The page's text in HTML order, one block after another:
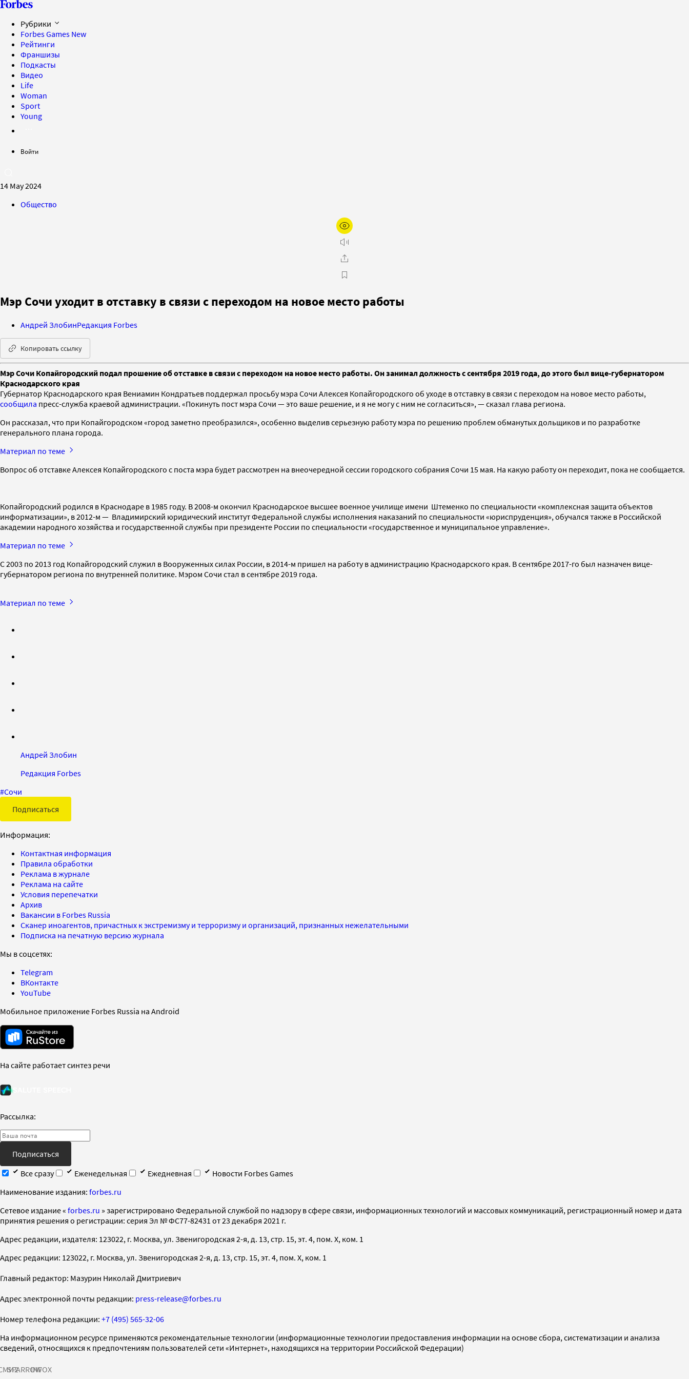
Рубрики
Forbes Games New
Рейтинги
Франшизы
Подкасты
Видео
Life
Woman
Sport
Young
Войти
14 May 2024
Общество
Мэр Сочи уходит в отставку в связи с переходом на новое место работы
Андрей ЗлобинРедакция Forbes
Копировать ссылку
Мэр Сочи Копайгородский подал прошение об отставке в связи с переходом на новое место работы. Он занимал должность с сентября 2019 года, до этого был вице-губернатором
Краснодарского края
Губернатор Краснодарского края Вениамин Кондратьев поддержал просьбу мэра Сочи Алексея Копайгородского об уходе в отставку в связи с переходом на новое место работы,
сообщила пресс-служба краевой администрации. «Покинуть пост мэра Сочи — это ваше решение, и я не могу с ним не согласиться», — сказал глава региона.
Он рассказал, что при Копайгородском «город заметно преобразился», особенно выделив серьезную работу мэра по решению проблем обманутых дольщиков и по разработке
генерального плана города.
Материал по теме
Вопрос об отставке Алексея Копайгородского с поста мэра будет рассмотрен на внеочередной сессии городского собрания Сочи 15 мая. На какую работу он переходит, пока не сообщается.
Копайгородский родился в Краснодаре в 1985 году. В 2008-м окончил Краснодарское высшее военное училище имени Штеменко по специальности «комплексная защита объектов
информатизации», в 2012-м — Владимирский юридический институт Федеральной службы исполнения наказаний по специальности «юриспруденция», обучался также в Российской
академии народного хозяйства и государственной службы при президенте России по специальности «государственное и муниципальное управление».
Материал по теме
С 2003 по 2013 год Копайгородский служил в Вооруженных силах России, в 2014-м пришел на работу в администрацию Краснодарского края. В сентябре 2017-го был назначен вице-
губернатором региона по внутренней политике. Мэром Сочи стал в сентябре 2019 года.
Материал по теме
Андрей Злобин
Редакция Forbes
#Сочи
Подписаться
Информация:
Контактная информация
Правила обработки
Реклама в журнале
Реклама на сайте
Условия перепечатки
Архив
Вакансии в Forbes Russia
Сканер иноагентов, причастных к экстремизму и терроризму и организаций, признанных нежелательными
Подписка на печатную версию журнала
Мы в соцсетях:
Telegram
ВКонтакте
YouTube
Мобильное приложение Forbes Russia на Android
На сайте работает синтез речи
Рассылка:
Подписаться
Все сразу
Еженедельная Ежедневная
Новости Forbes Games
Наименование издания: forbes.ru
Cетевое издание « forbes.ru » зарегистрировано Федеральной службой по надзору в сфере связи, информационных технологий и массовых коммуникаций, регистрационный номер и дата
принятия решения о регистрации: серия Эл № ФС77-82431 от 23 декабря 2021 г.
Адрес редакции, издателя: 123022, г. Москва, ул. Звенигородская 2-я, д. 13, стр. 15, эт. 4, пом. X, ком. 1
Адрес редакции: 123022, г. Москва, ул. Звенигородская 2-я, д. 13, стр. 15, эт. 4, пом. X, ком. 1
Главный редактор: Мазурин Николай Дмитриевич
Адрес электронной почты редакции: press-release@forbes.ru
Номер телефона редакции: +7 (495) 565-32-06
На информационном ресурсе применяются рекомендательные технологии (информационные технологии предоставления информации на основе сбора, систематизации и анализа
сведений, относящихся к предпочтениям пользователей сети «Интернет», находящихся на территории Российской Федерации)
SPARROWINFOX